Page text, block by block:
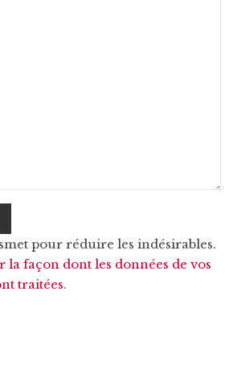
pour réduire les indésirables.
la façon dont les données de vos
traitées.